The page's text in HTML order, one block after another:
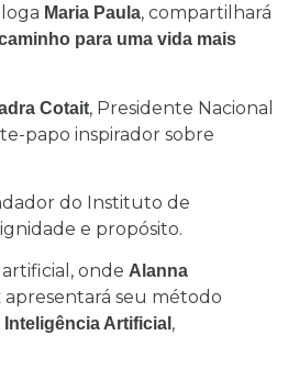
Maria Paula, compartilhará
para uma vida mais
Cotait, Presidente Nacional
papo inspirador sobre
do Instituto de
e propósito.
onde Alanna
apresentará seu método
Artificial ,